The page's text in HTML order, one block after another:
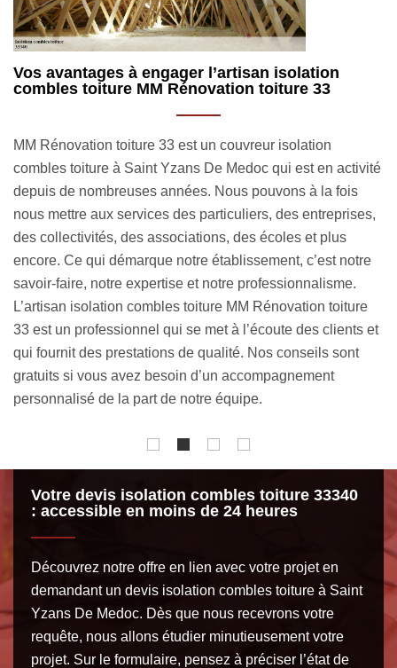
Nous pouvons manier différents types d’isolants
de toit
En tant que spécialiste en isolation combles toiture à Saint
Yzans De Medoc depuis plusieurs années, il est tout à fait
logique que nous soyons à même de manier différents
matériaux isolants pour apporter plus de confort à votre
espace intérieur. Selon que vous ayez des combles perdus
ou des combles aménagés, nos couvreurs sont en mesure
d’utiliser de la ouate de cellulose, de la laine de roche, de
la fibre de bois, etc. En somme, nous pouvons poser des
isolants minces, des isolants en flocons, des isolants en
rouleaux et plus encore.
Votre devis isolation combles toiture 33340
: accessible en moins de 24 heures
Découvrez notre offre en lien avec votre projet en
demandant un devis isolation combles toiture à Saint
Yzans De Medoc. Dès que nous recevrons votre
requête, nous allons étudier minutieusement votre
projet. Sur le formulaire, pensez à préciser l’état de